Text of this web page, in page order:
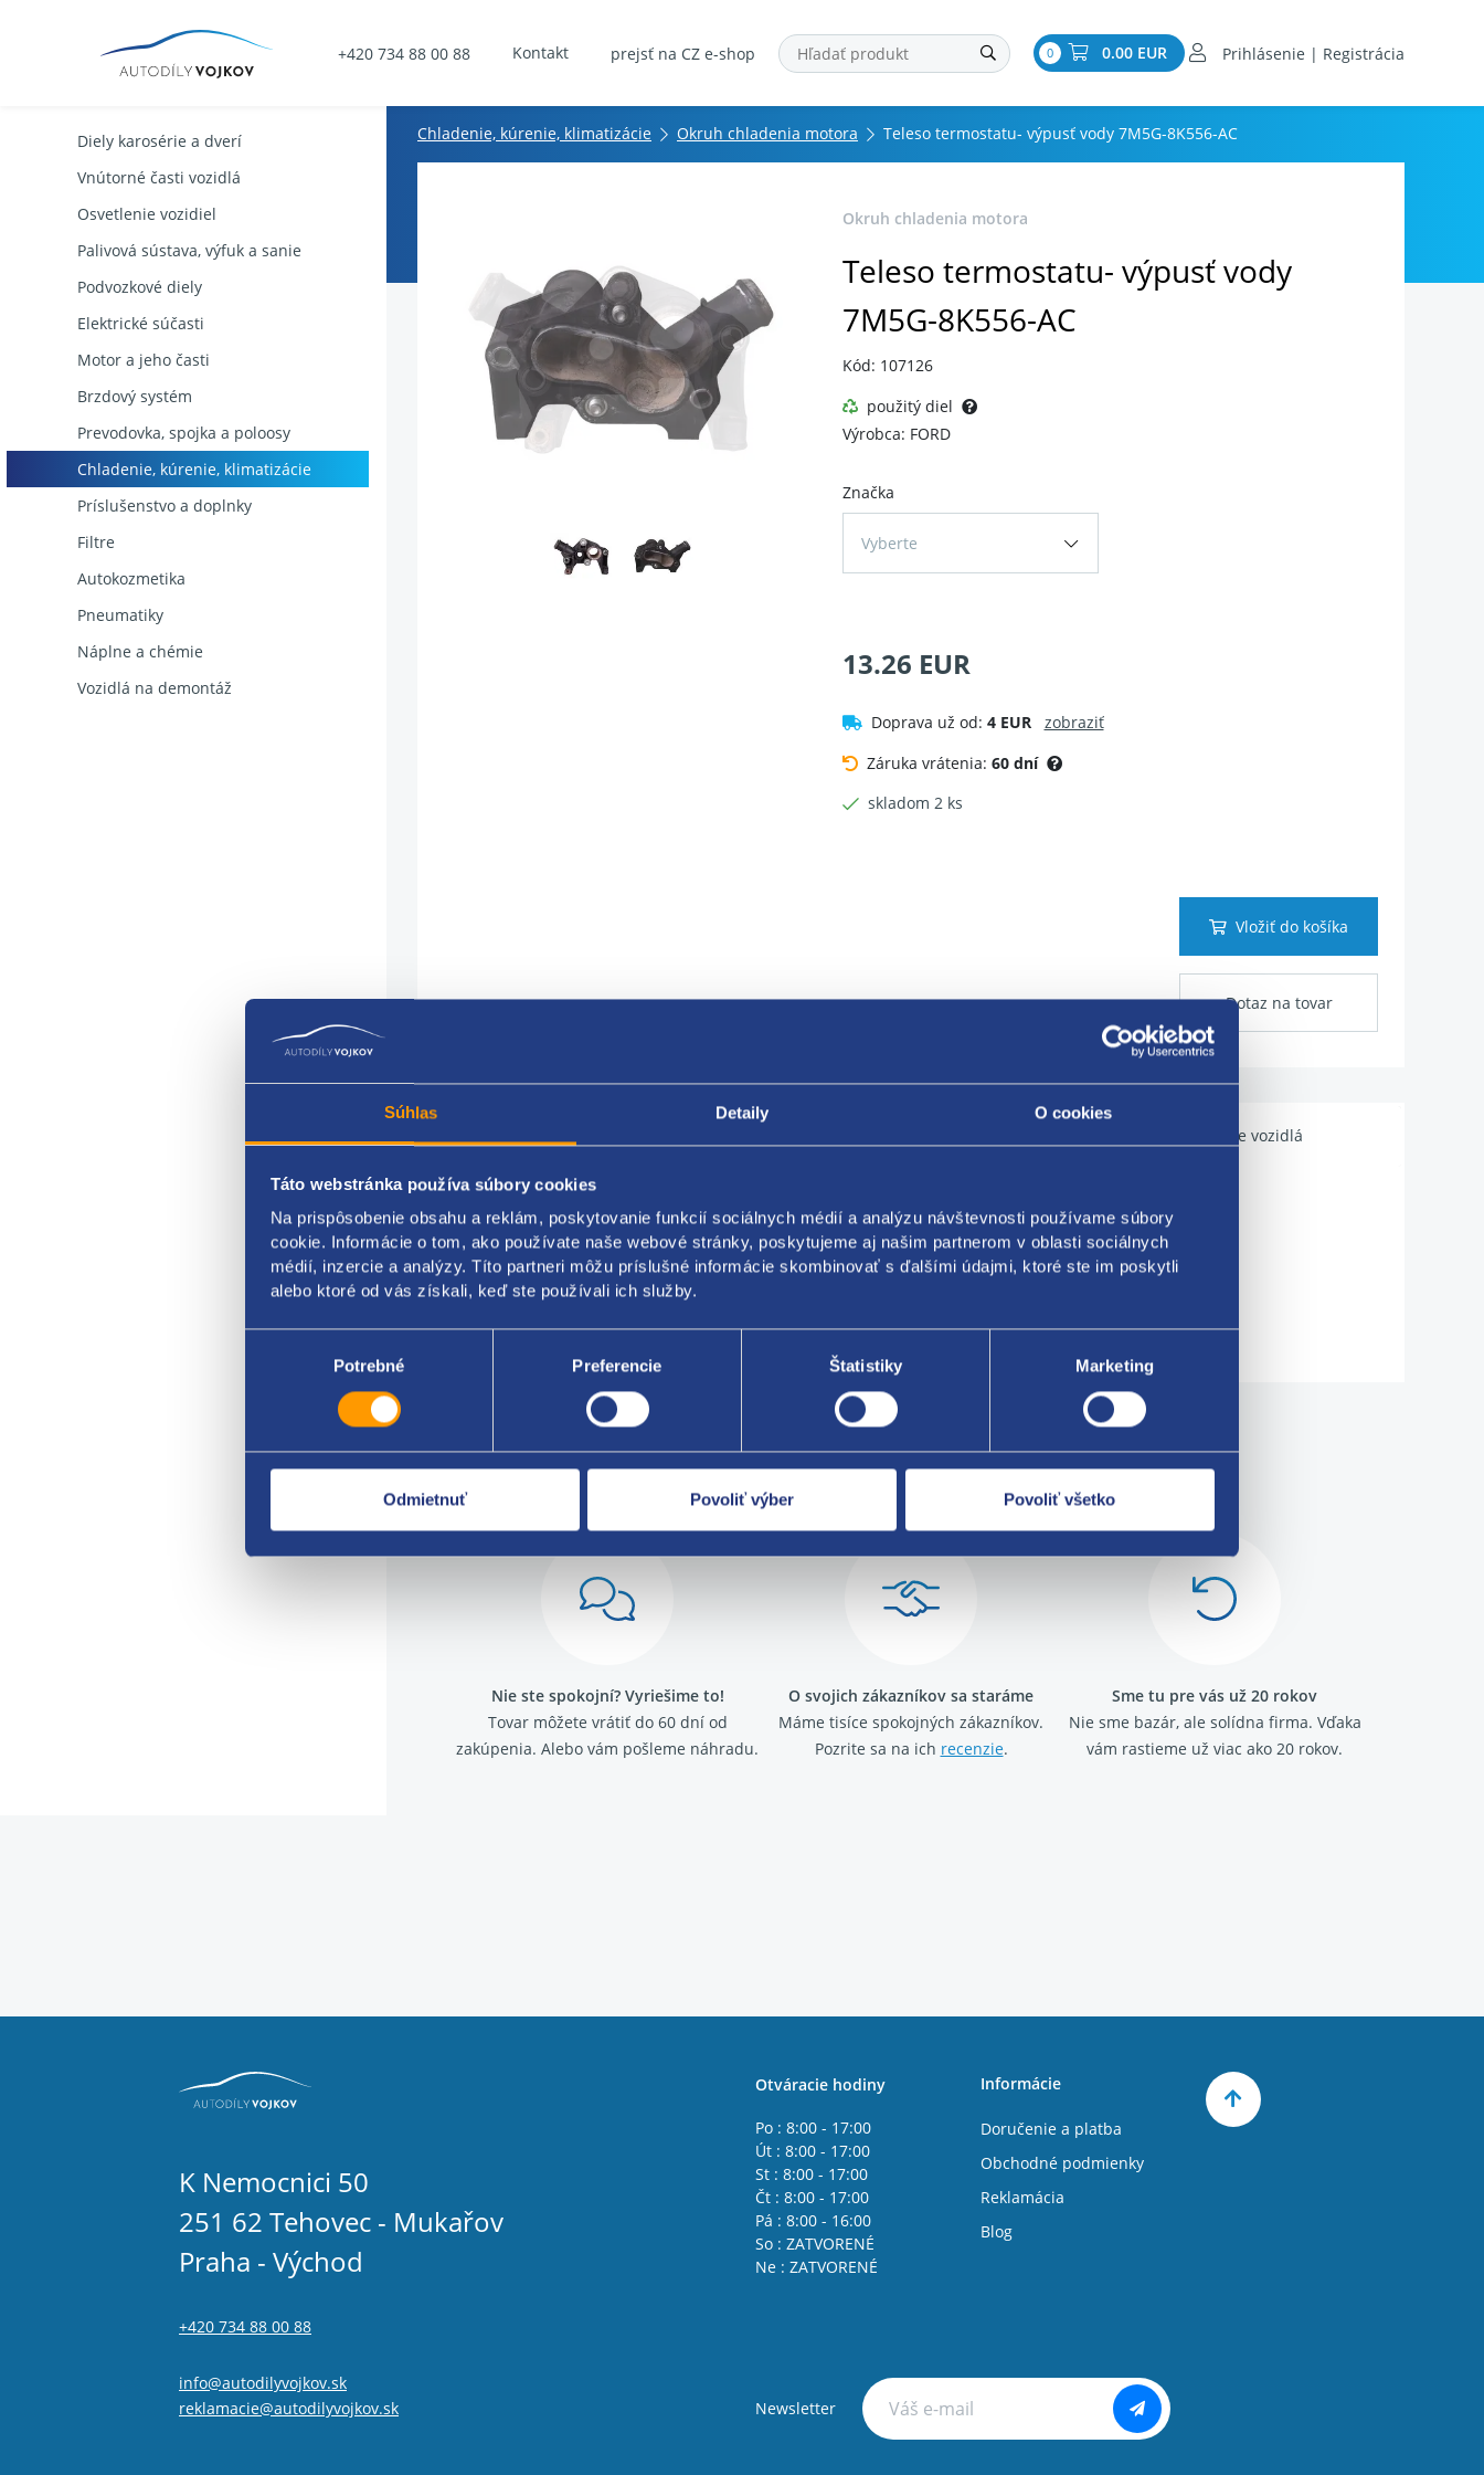
Súhlas Detaily O cookies
Táto webstránka používa súbory cookies
Na prispôsobenie obsahu a reklám, poskytovanie funkcií sociálnych médií a analýzu návštevnosti používame súbory
cookie. Informácie o tom, ako používate naše webové stránky, poskytujeme aj našim partnerom v oblasti sociálnych
médií, inzercie a analýzy. Títo partneri môžu príslušné informácie skombinovať s ďalšími údajmi, ktoré ste im poskytli
alebo ktoré od vás získali, keď ste používali ich služby.
Potrebné Preferencie Štatistiky Marketing
Odmietnuť Povoliť výber Povoliť všetko
+420 734 88 00 88 Kontakt prejsť na CZ e-shop 0 0.00 EUR Prihlásenie | Registrácia
Diely karosérie a dverí
Vnútorné časti vozidlá
Osvetlenie vozidiel
Palivová sústava, výfuk a sanie
Podvozkové diely
Elektrické súčasti
Motor a jeho časti
Brzdový systém
Prevodovka, spojka a poloosy
Chladenie, kúrenie, klimatizácie
Príslušenstvo a doplnky
Filtre
Autokozmetika
Pneumatiky
Náplne a chémie
Vozidlá na demontáž
Chladenie, kúrenie, klimatizácie Okruh chladenia motora Teleso termostatu- výpusť vody 7M5G-8K556-AC
Okruh chladenia motora
Teleso termostatu- výpusť vody
7M5G-8K556-AC
Kód: 107126
použitý diel
Výrobca: FORD
Značka
Vyberte
13.26 EUR
Doprava už od: 4 EUR
zobraziť
Záruka vrátenia: 60 dní
skladom 2 ks
Vložiť do košíka
Dotaz na tovar
Použiteľné pre vozidlá
Teleso termostatu- výpusť vody ( príruba chladiacej kvapaliny)
Materiál: plast
Za kvalitu ručíme!
Nie ste spokojní? Vyriešime to!
Tovar môžete vrátiť do 60 dní od
zakúpenia. Alebo vám pošleme náhradu.
O svojich zákazníkov sa staráme
Máme tisíce spokojných zákazníkov.
Pozrite sa na ich recenzie.
Sme tu pre vás už 20 rokov
Nie sme bazár, ale solídna firma. Vďaka
vám rastieme už viac ako 20 rokov.
K Nemocnici 50
251 62 Tehovec - Mukařov
Praha - Východ
+420 734 88 00 88
info@autodilyvojkov.sk
reklamacie@autodilyvojkov.sk
Otváracie hodiny
Po : 8:00 - 17:00
Út : 8:00 - 17:00
St : 8:00 - 17:00
Čt : 8:00 - 17:00
Pá : 8:00 - 16:00
So : ZATVORENÉ
Ne : ZATVORENÉ
Informácie
Doručenie a platba
Obchodné podmienky
Reklamácia
Blog
Newsletter